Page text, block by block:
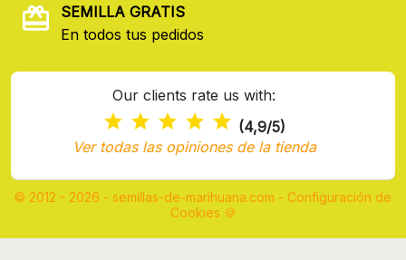
SEMILLA GRATIS
En todos tus pedidos
Our clients rate us with:
(4,9/5)
Ver todas las opiniones de la tienda
© 2012 - 2026 - semillas-de-marihuana.com - Configuración de
Cookies 🍪